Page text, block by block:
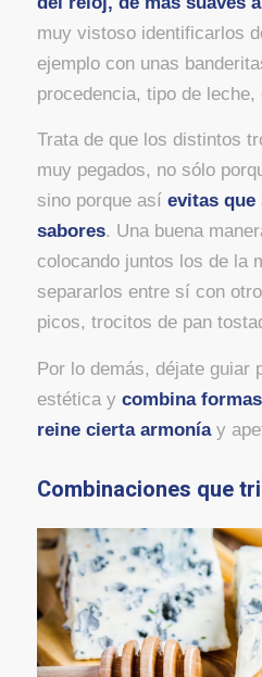
muy vistoso identificarlos
ejemplo con unas
procedencia, tipo de leche,
Trata de que los distintos
muy pegados, no sólo
sino porque así evitas que
sabores. Una buena
colocando juntos los de la
separarlos entre sí con
picos, trocitos de pan
Por lo demás, déjate guiar
estética y combina
reine cierta armoníay
Combinaciones que